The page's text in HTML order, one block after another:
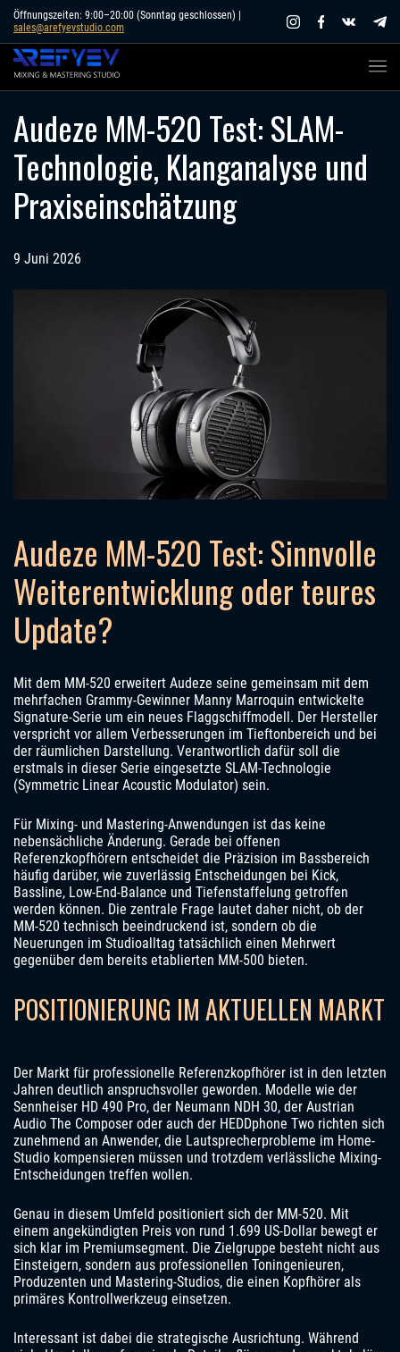
Skip
content
Öffnungszeiten: 9:00–20:00 (Sonntag geschlossen) |
sales@arefyevstudio.com
Audeze MM-520 Test: SLAM-
Technologie, Klanganalyse und
Praxiseinschätzung
9 Juni 2026
Audeze MM-520 Test: Sinnvolle
Weiterentwicklung oder teures
Update?
Mit dem MM-520 erweitert Audeze seine gemeinsam mit dem
mehrfachen Grammy-Gewinner Manny Marroquin entwickelte
Signature-Serie um ein neues Flaggschiffmodell. Der Hersteller
verspricht vor allem Verbesserungen im Tieftonbereich und bei
der räumlichen Darstellung. Verantwortlich dafür soll die
erstmals in dieser Serie eingesetzte SLAM-Technologie
(Symmetric Linear Acoustic Modulator) sein.
Für Mixing- und Mastering-Anwendungen ist das keine
nebensächliche Änderung. Gerade bei offenen
Referenzkopfhörern entscheidet die Präzision im Bassbereich
häufig darüber, wie zuverlässig Entscheidungen bei Kick,
Bassline, Low-End-Balance und Tiefenstaffelung getroffen
werden können. Die zentrale Frage lautet daher nicht, ob der
MM-520 technisch beeindruckend ist, sondern ob die
Neuerungen im Studioalltag tatsächlich einen Mehrwert
gegenüber dem bereits etablierten MM-500 bieten.
POSITIONIERUNG IM AKTUELLEN MARKT
Der Markt für professionelle Referenzkopfhörer ist in den letzten
Jahren deutlich anspruchsvoller geworden. Modelle wie der
Sennheiser HD 490 Pro, der Neumann NDH 30, der Austrian
Audio The Composer oder auch der HEDDphone Two richten sich
zunehmend an Anwender, die Lautsprecherprobleme im Home-
Studio kompensieren müssen und trotzdem verlässliche Mixing-
Entscheidungen treffen wollen.
Genau in diesem Umfeld positioniert sich der MM-520. Mit
einem angekündigten Preis von rund 1.699 US-Dollar bewegt er
sich klar im Premiumsegment. Die Zielgruppe besteht nicht aus
Einsteigern, sondern aus professionellen Toningenieuren,
Produzenten und Mastering-Studios, die einen Kopfhörer als
primäres Kontrollwerkzeug einsetzen.
Interessant ist dabei die strategische Ausrichtung. Während